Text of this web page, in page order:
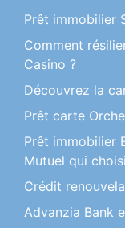
Prêt immobilier
Comment
Casino ?
Découvrez la
Prêt carte
Prêt immobilier
Mutuel qui
Crédit
Advanzia Bank